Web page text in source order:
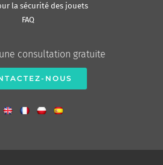
la sécurité des jouets
FAQ
consultation gratuite
NOUS